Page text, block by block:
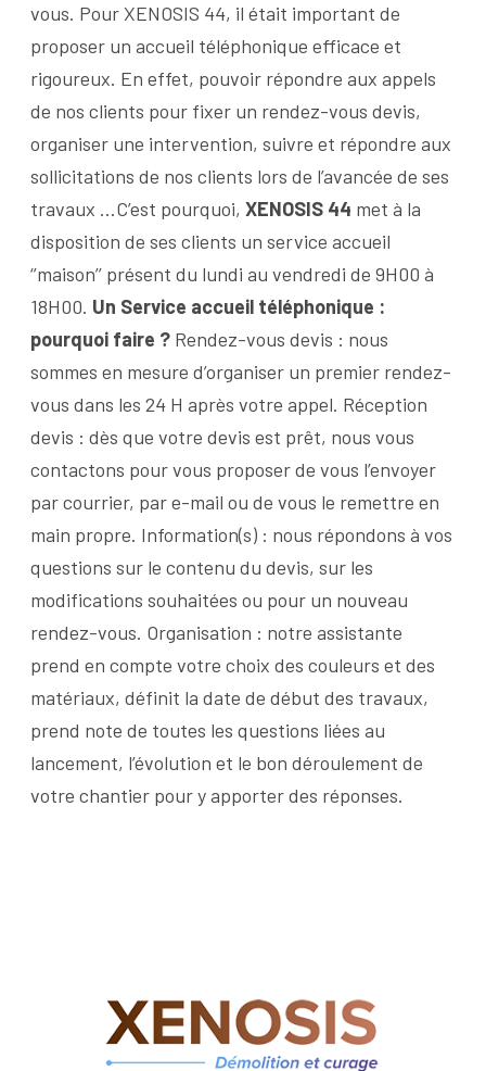
vous. Pour XENOSIS 44, il était important de
proposer un accueil téléphonique efficace et
rigoureux. En effet, pouvoir répondre aux appels
de nos clients pour fixer un rendez-vous devis,
organiser une intervention, suivre et répondre aux
sollicitations de nos clients lors de l’avancée de ses
travaux …C’est pourquoi, XENOSIS 44 met à la
disposition de ses clients un service accueil
‘’maison’’ présent du lundi au vendredi de 9H00 à
18H00. Un Service accueil téléphonique :
pourquoi faire ? Rendez-vous devis : nous
sommes en mesure d’organiser un premier rendez-
vous dans les 24 H après votre appel. Réception
devis : dès que votre devis est prêt, nous vous
contactons pour vous proposer de vous l’envoyer
par courrier, par e-mail ou de vous le remettre en
main propre. Information(s) : nous répondons à vos
questions sur le contenu du devis, sur les
modifications souhaitées ou pour un nouveau
rendez-vous. Organisation : notre assistante
prend en compte votre choix des couleurs et des
matériaux, définit la date de début des travaux,
prend note de toutes les questions liées au
lancement, l’évolution et le bon déroulement de
votre chantier pour y apporter des réponses.